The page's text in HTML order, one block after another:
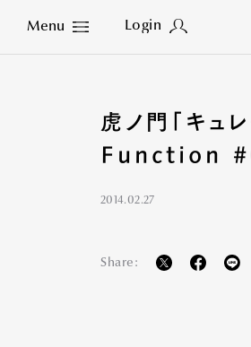
Menu Login
Close
虎ノ門「キュ
Function
2014.02.27
Share: